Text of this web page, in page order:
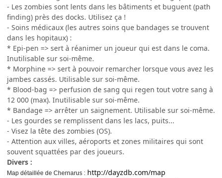
- Les zombies sont lents dans les bâtiments et buguent (path
finding) près des docks. Utilisez ça !
- Soins médicaux (les autres soins que bandages se trouvent
dans les hopitaux) :
* Epi-pen => sert à réanimer un joueur qui est dans le coma.
Inutilisable sur soi-même.
* Morphine => sert à pouvoir remarcher lorsque vous avez les
jambes cassés. Utilisable sur soi-même.
* Blood-bag => perfusion de sang qui regen tout votre sang à
12 000 (max). Inutilisable sur soi-même.
* Bandage => arrêter un saignement. Utilisable sur soi-même.
- Les gourdes se remplissent dans les lacs, puits...
- Visez la tête des zombies (OS).
- Attention aux villes, aéroports et zones militaires qui sont
souvent squattées par des joueurs.
Divers :
Map détaillée de Chernarus : http://dayzdb.com/map